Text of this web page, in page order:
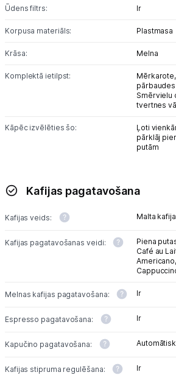
Kontakti
Ūdens filtrs: Ir
Korpusa materiāls: Plastmasa
Krāsa: Melna
Komplektā ietilpst: Mērkarote,
Smērvielu
tvertnes
Kāpēc izvēlēties šo: Ļoti
pārklāj
putām
Kafijas pagatavošana
Kafijas veids: Malta
Kafijas pagatavošanas veidi: Piena
Café au
Americano,
Melnas kafijas pagatavošana: Ir
Espresso pagatavošana: Ir
Kapučino pagatavošana:
Kafijas stipruma regulēšana: Ir